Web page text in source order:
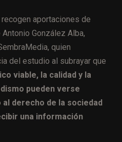
aportaciones de
González Alba,
quien
del estudio al subrayar que
viable, la calidad y la
pueden verse
derecho de la sociedad
una información